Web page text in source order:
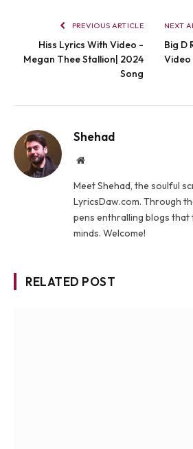
PREVIOUS ARTICLE
Hiss Lyrics With Video -
Megan Thee Stallion| 2024
Song
NEXT
Big D
Video
Shehad
Website
Meet Shehad, the soulful
LyricsDaw.com. Through
pens enthralling blogs
minds. Welcome!
RELATED POST